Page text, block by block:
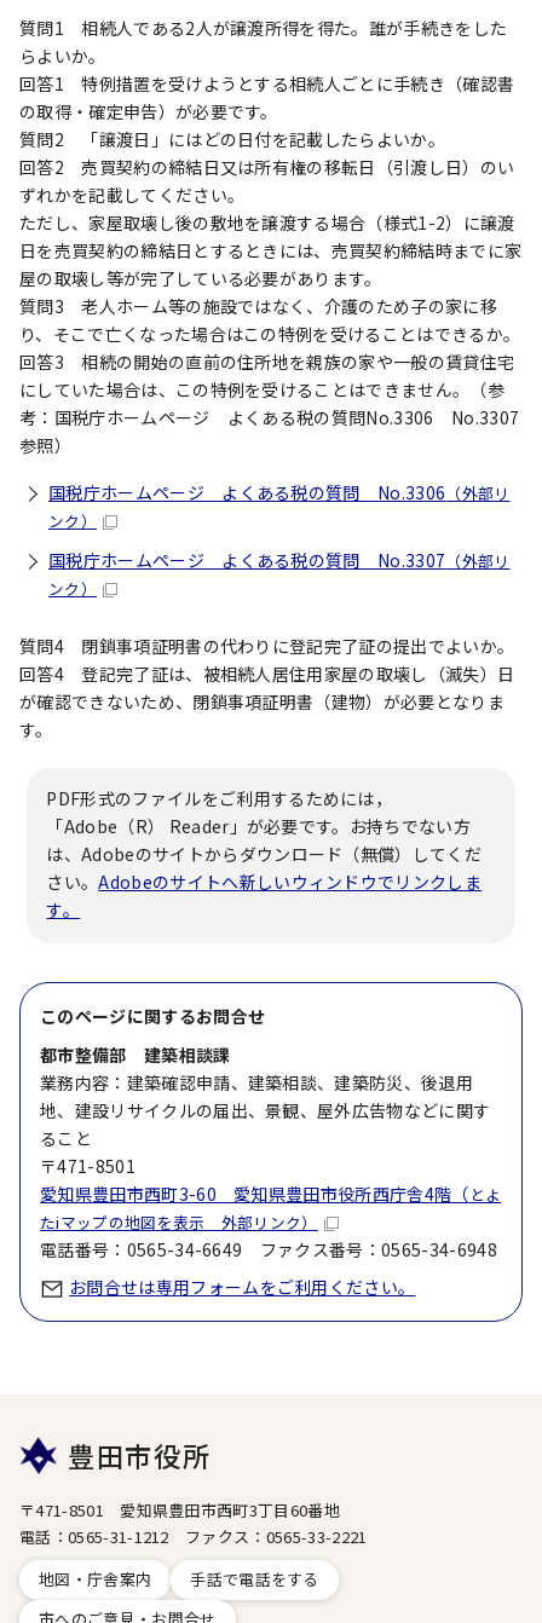
質問1 相続人である2人が譲渡所得を得た。誰が手続きをした
らよいか。
回答1 特例措置を受けようとする相続人ごとに手続き（確認書
の取得・確定申告）が必要です。
質問2 「譲渡日」にはどの日付を記載したらよいか。
回答2 売買契約の締結日又は所有権の移転日（引渡し日）のい
ずれかを記載してください。
ただし、家屋取壊し後の敷地を譲渡する場合（様式1-2）に譲渡
日を売買契約の締結日とするときには、売買契約締結時までに家
屋の取壊し等が完了している必要があります。
質問3 老人ホーム等の施設ではなく、介護のため子の家に移
り、そこで亡くなった場合はこの特例を受けることはできるか。
回答3 相続の開始の直前の住所地を親族の家や一般の賃貸住宅
にしていた場合は、この特例を受けることはできません。（参
考：国税庁ホームページ よくある税の質問No.3306 No.3307
参照）
国税庁ホームページ よくある税の質問 No.3306 （外部リ
ンク）
国税庁ホームページ よくある税の質問 No.3307 （外部リ
ンク）
質問4 閉鎖事項証明書の代わりに登記完了証の提出でよいか。
回答4 登記完了証は、被相続人居住用家屋の取壊し（滅失）日
が確認できないため、閉鎖事項証明書（建物）が必要となりま
す。
PDF形式のファイルをご利用するためには，
「Adobe（R） Reader」が必要です。お持ちでない方
は、Adobeのサイトからダウンロード（無償）してくだ
さい。Adobeのサイトへ新しいウィンドウでリンクしま
す。
このページに関するお問合せ
都市整備部 建築相談課
業務内容：建築確認申請、建築相談、建築防災、後退用
地、建設リサイクルの届出、景観、屋外広告物などに関す
ること
〒471-8501
愛知県豊田市西町3-60 愛知県豊田市役所西庁舎4階（ とよ
たiマップの地図を表示 外部リンク）
電話番号：0565-34-6649 ファクス番号：0565-34-6948
お問合せは専用フォームをご利用ください。
豊田市役所
〒471-8501 愛知県豊田市西町3丁目60番地
電話：0565-31-1212 ファクス：0565-33-2221
地図・庁舎案内
手話で電話をする